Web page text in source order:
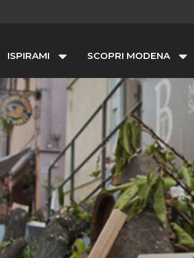
ISPIRAMI SCOPRI MODENA